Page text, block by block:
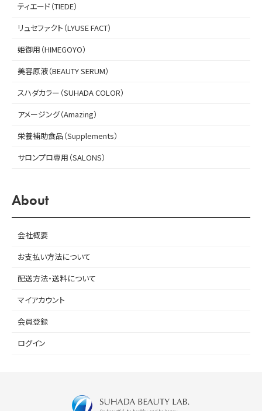
ティエード（TIEDE）
リュセファクト（LYUSE FACT）
姫御用（HIMEGOYO）
美容原液（BEAUTY SERUM）
スハダカラー（SUHADA COLOR）
アメージング（Amazing）
栄養補助食品（Supplements）
サロンプロ専用（SALONS）
About
会社概要
お支払い方法について
配送方法・送料について
マイアカウント
会員登録
ログイン